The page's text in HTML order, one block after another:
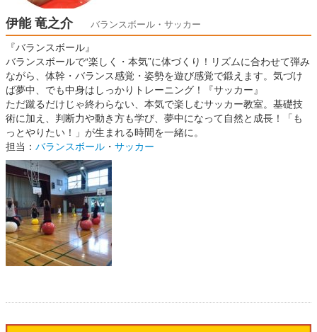
伊能 竜之介 バランスボール・サッカー
『バランスボール』
バランスボールで“楽しく・本気”に体づくり！リズムに合わせて弾み
ながら、体幹・バランス感覚・姿勢を遊び感覚で鍛えます。気づけ
ば夢中、でも中身はしっかりトレーニング！『サッカー』
ただ蹴るだけじゃ終わらない、本気で楽しむサッカー教室。基礎技
術に加え、判断力や動き方も学び、夢中になって自然と成長！「も
っとやりたい！」が生まれる時間を一緒に。
担当： バランスボール ・ サッカー